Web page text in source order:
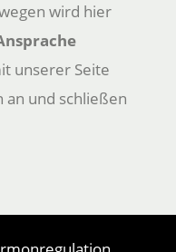
wird hier
unserer Seite
an und schließen